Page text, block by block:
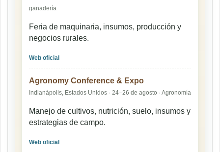
ganadería
Feria de maquinaria, insumos, producción y
negocios rurales.
Web oficial
Agronomy Conference & Expo
Indianápolis, Estados Unidos · 24–26 de agosto · Agronomía
Manejo de cultivos, nutrición, suelo, insumos y
estrategias de campo.
Web oficial